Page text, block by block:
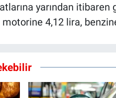
yarından
motorine 4,12 lira,